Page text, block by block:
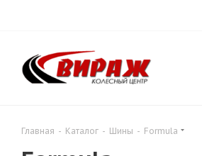
Главная - Каталог - Шины - Formula